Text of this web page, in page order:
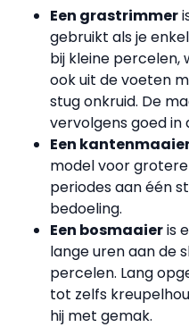
Een grastrimmer
gebruikt als je
bij kleine
ook uit de voeten
stug onkruid. De
vervolgens goed in
Een
model voor
periodes aan één
bedoeling.
Een bosmaaieris
lange uren aan de
percelen. Lang
tot zelfs
hij met gemak.